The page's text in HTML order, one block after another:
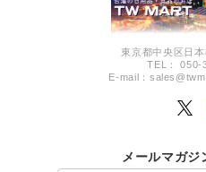
東京都中央区日
TEL： 050-
E-mail：
メールマガジ